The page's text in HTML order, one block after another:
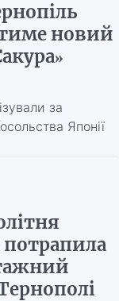
новий
за
Японії
потрапила